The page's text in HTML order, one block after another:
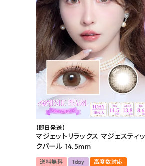
【即日発送】
マジェットリラックス マジェスティッ
クパール 14.5mm
送料無料 1day
高度数対応